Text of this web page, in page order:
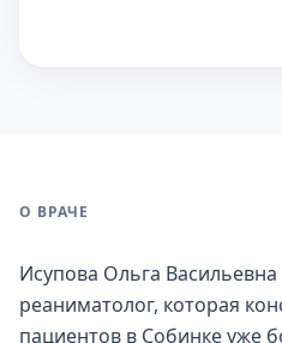
О ВРАЧЕ
Исупова Ольга
реаниматолог, которая
пациентов в Собинке уже